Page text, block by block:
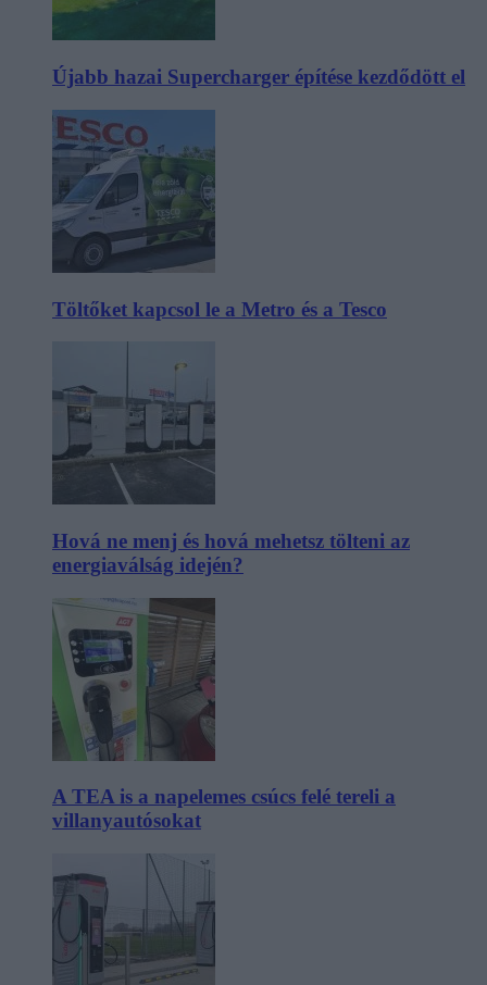
Újabb hazai Supercharger építése kezdődött el
Töltőket kapcsol le a Metro és a Tesco
Hová ne menj és hová mehetsz tölteni az
energiaválság idején?
A TEA is a napelemes csúcs felé tereli a
villanyautósokat